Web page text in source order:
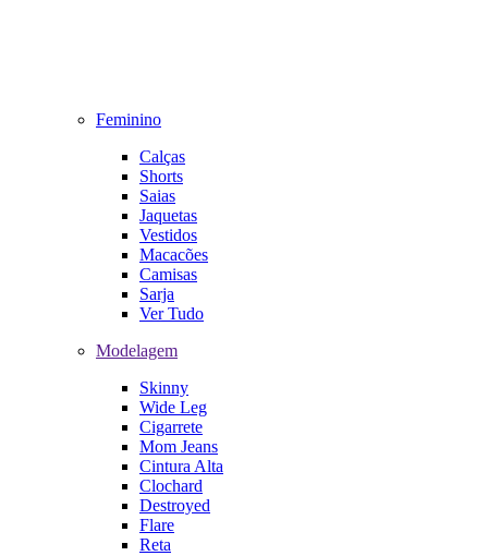
Feminino
Calças
Shorts
Saias
Jaquetas
Vestidos
Macacões
Camisas
Sarja
Ver Tudo
Modelagem
Skinny
Wide Leg
Cigarrete
Mom Jeans
Cintura Alta
Clochard
Destroyed
Flare
Reta